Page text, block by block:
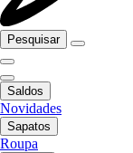
Pesquisar
Saldos
Novidades
Sapatos
Roupa